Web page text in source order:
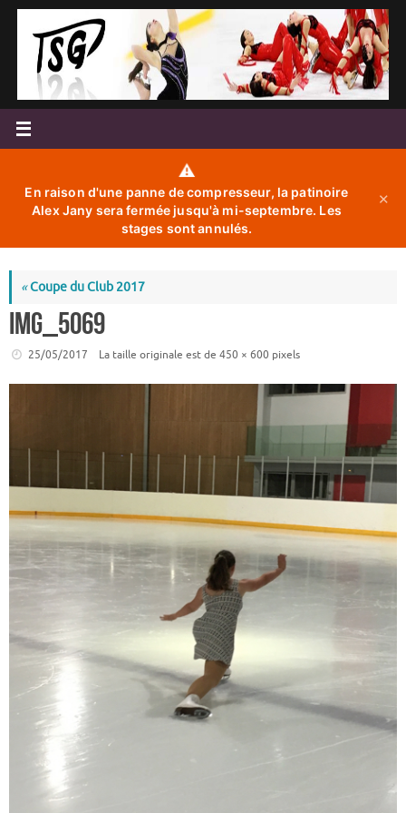
Passer
contenu
⚠️
En raison d'une panne de compresseur, la patinoire
Alex Jany sera fermée jusqu'à mi-septembre. Les
stages sont annulés.
✕
«Coupe du Club 2017
IMG_5069
25/05/2017 La taille originale est de 450 × 600 pixels